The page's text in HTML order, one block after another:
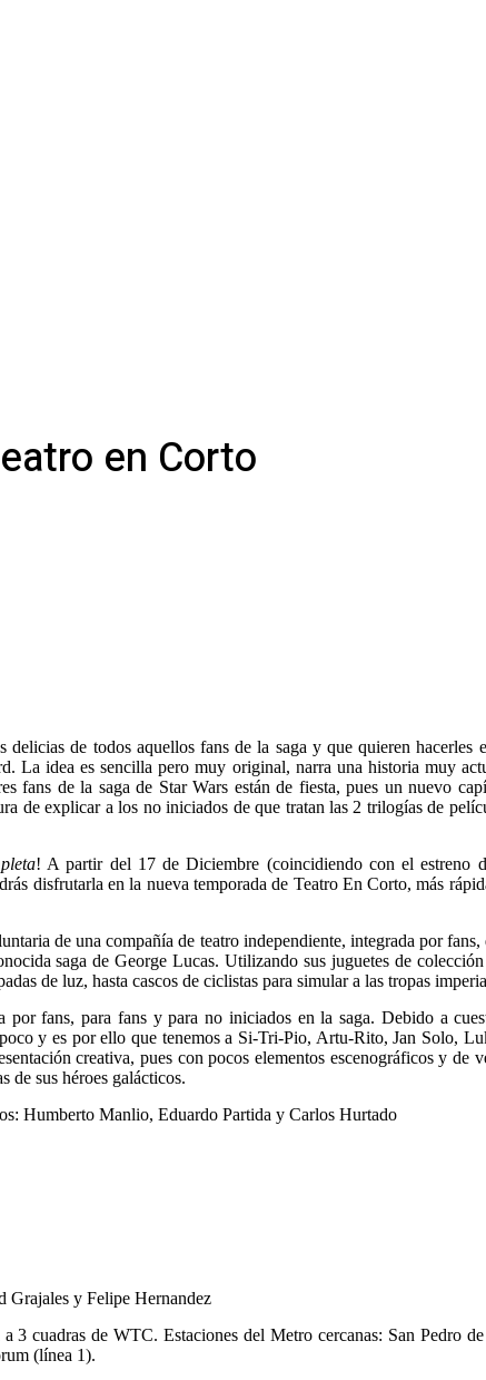
en Corto
delicias de todos aquellos fans de la saga y que quieren hacerles
La idea es sencilla pero muy original, narra una historia muy
fans de la saga de Star Wars están de fiesta, pues un nuevo
de explicar a los no iniciados de que tratan las 2 trilogías de
! A partir del 17 de Diciembre (coincidiendo con el estreno
disfrutarla en la nueva temporada de Teatro En Corto, más
de una compañía de teatro independiente, integrada por fans,
saga de George Lucas. Utilizando sus juguetes de
de luz, hasta cascos de ciclistas para simular a las tropas
por fans, para fans y para no iniciados en la saga. Debido a
y es por ello que tenemos a Si-Tri-Pio, Artu-Rito, Jan Solo,
creativa, pues con pocos elementos escenográficos y de
de sus héroes galácticos.
Manlio, Eduardo Partida y Carlos Hurtado
y Felipe Hernandez
cuadras de WTC. Estaciones del Metro cercanas: San Pedro
(línea 1).